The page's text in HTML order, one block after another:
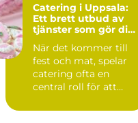
Catering i Uppsala:
Ett brett utbud av
tjänster som gör din
När det kommer till
fest och mat, spelar
catering ofta en
central roll för att